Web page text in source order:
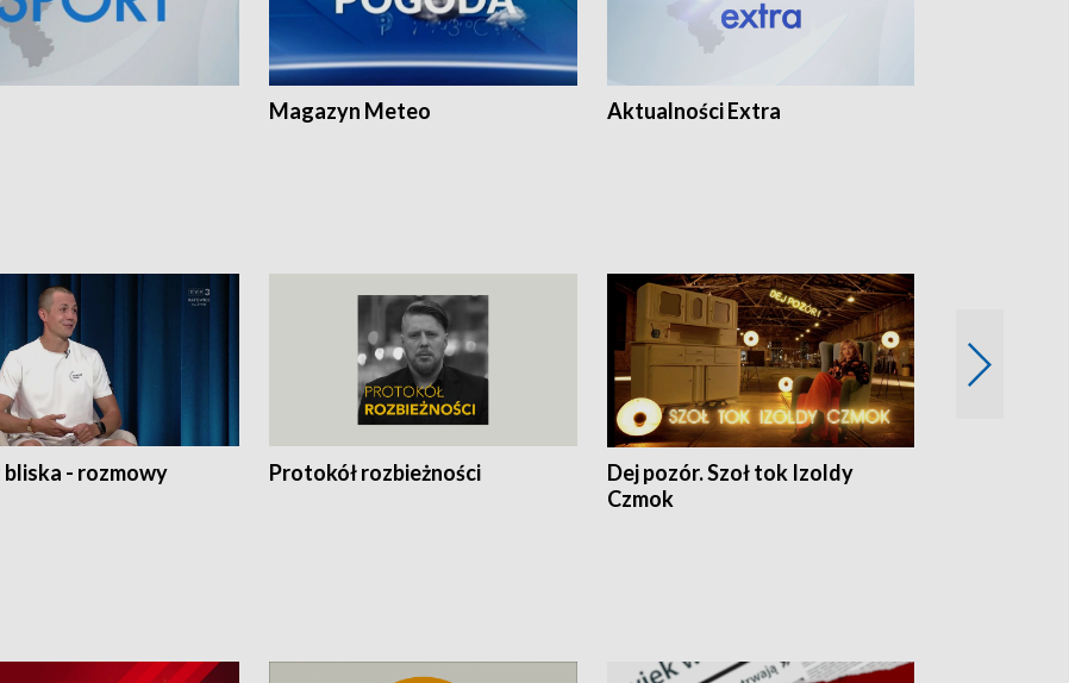
Magazyn Meteo Aktualności Extra
bliska - rozmowy Protokół rozbieżności
Dej pozór. Szoł tok Izoldy
Czmok